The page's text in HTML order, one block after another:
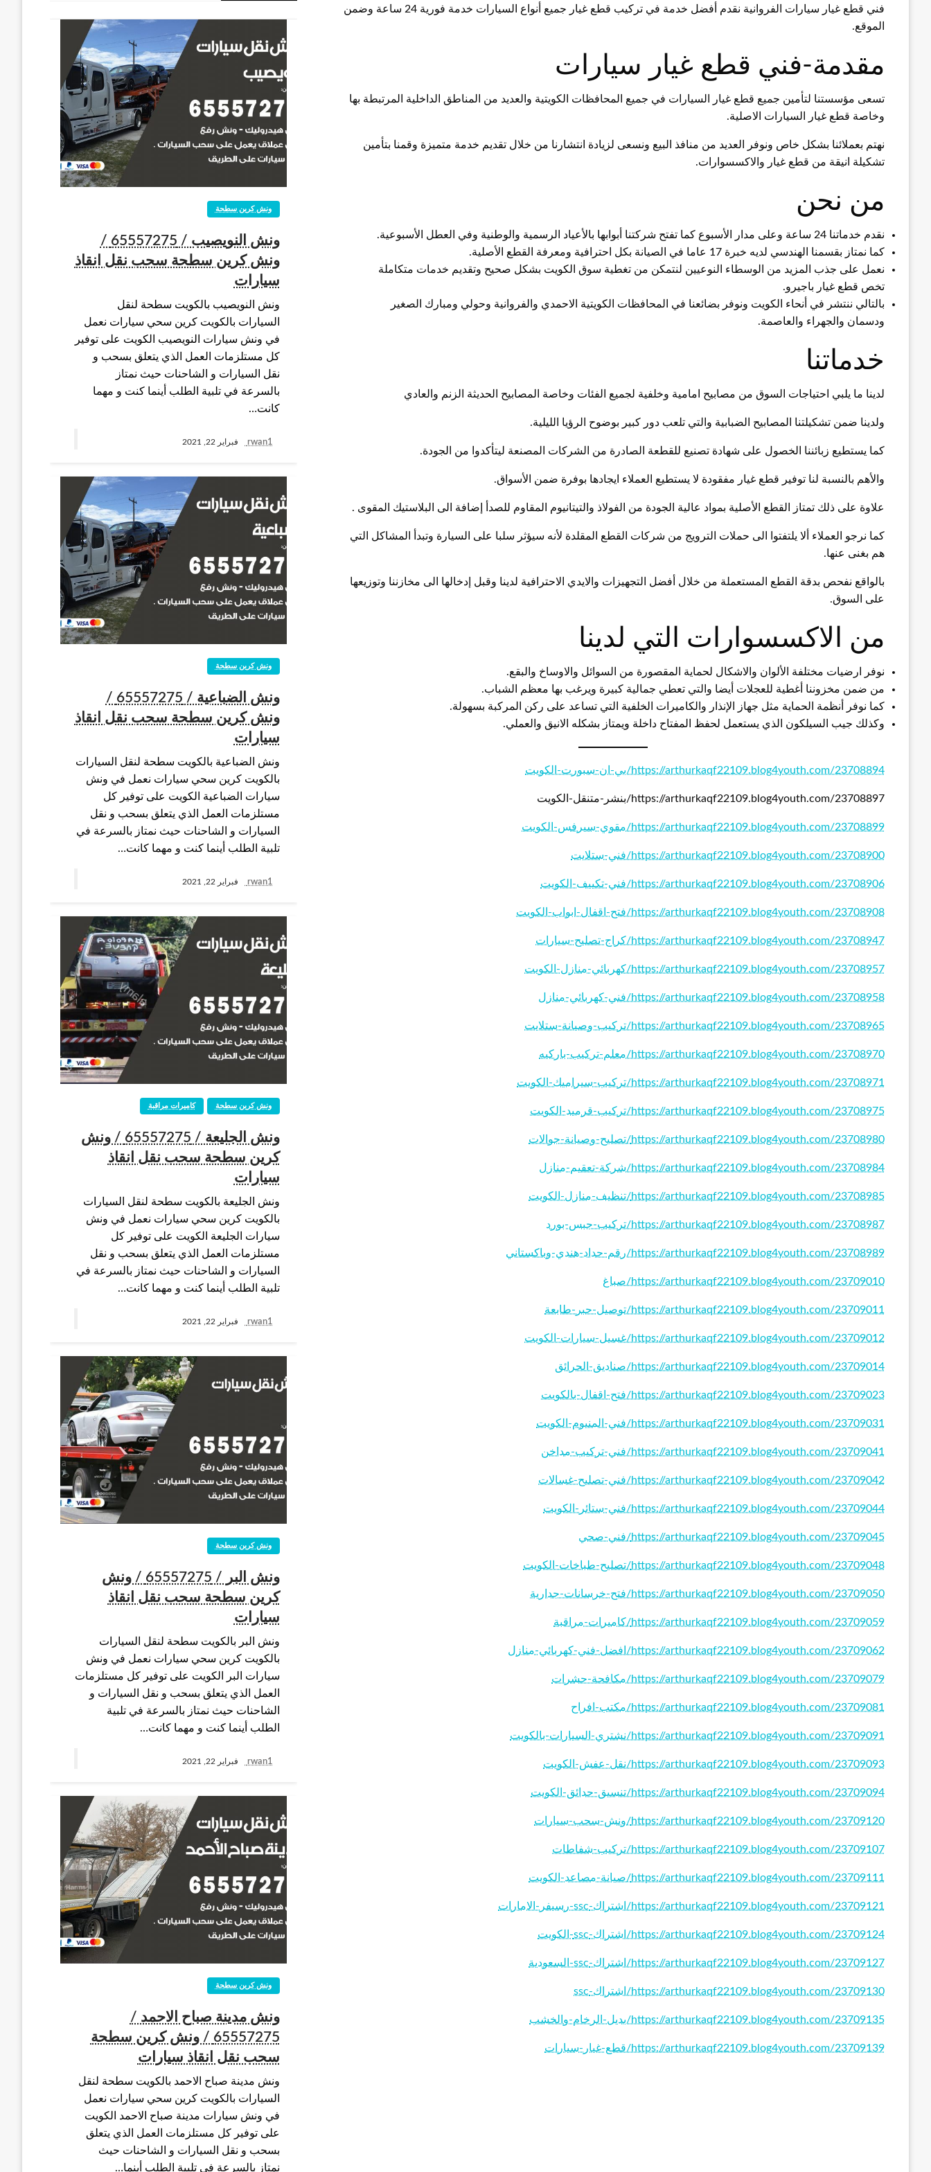
فني قطع غيار سيارات الفروانية نقدم أفضل خدمة في تركيب قطع غيار جميع أنواع السيارات خدمة فورية 24 ساعة وضمن
الموقع.
مقدمة-فني قطع غيار سيارات
تسعى مؤسستنا لتأمين جميع قطع غيار السيارات في جميع المحافظات الكويتية والعديد من المناطق الداخلية المرتبطة بها
وخاصة قطع غيار السيارات الاصلية.
نهتم بعملائنا بشكل خاص ونوفر العديد من منافذ البيع ونسعى لزيادة انتشارنا من خلال تقديم خدمة متميزة وقمنا بتأمين
تشكيلة انيقة من قطع غيار والاكسسوارات.
من نحن
نقدم خدماتنا 24 ساعة وعلى مدار الأسبوع كما تفتح شركتنا أبوابها بالأعياد الرسمية والوطنية وفي العطل الأسبوعية.
كما نمتاز بقسمنا الهندسي لديه خبرة 17 عاما في الصيانة بكل احترافية ومعرفة القطع الأصلية.
نعمل على جذب المزيد من الوسطاء النوعيين لنتمكن من تغطية سوق الكويت بشكل صحيح وتقديم خدمات متكاملة
تخص قطع غيار باجيرو.
بالتالي ننتشر في أنحاء الكويت ونوفر بضائعنا في المحافظات الكويتية الاحمدي والفروانية وحولي ومبارك الصغير
ودسمان والجهراء والعاصمة.
خدماتنا
لدينا ما يلبي احتياجات السوق من مصابيح امامية وخلفية لجميع الفئات وخاصة المصابيح الحديثة الزنم والعادي
ولدينا ضمن تشكيلتنا المصابيح الضبابية والتي تلعب دور كبير بوضوح الرؤيا الليلية.
كما يستطيع زبائننا الخصول على شهادة تصنيع للقطعة الصادرة من الشركات المصنعة ليتأكدوا من الجودة.
والأهم بالنسبة لنا توفير قطع غيار مفقودة لا يستطيع العملاء ايجادها بوفرة ضمن الأسواق.
علاوة على ذلك تمتاز القطع الأصلية بمواد عالية الجودة من الفولاذ والتيتانيوم المقاوم للصدأ إضافة الى البلاستيك المقوى .
كما نرجو العملاء ألا يلتفتوا الى حملات الترويج من شركات القطع المقلدة لأنه سيؤثر سلبا على السيارة وتبدأ المشاكل التي
هم بغنى عنها.
بالواقع نفحص بدقة القطع المستعملة من خلال أفضل التجهيزات والايدي الاحترافية لدينا وقبل إدخالها الى مخازننا وتوزيعها
على السوق.
من الاكسسوارات التي لدينا
نوفر ارضيات مختلفة الألوان والاشكال لحماية المقصورة من السوائل والاوساخ والبقع.
من ضمن مخزوننا أغطية للعجلات أيضا والتي تعطي جمالية كبيرة ويرغب بها معظم الشباب.
كما نوفر أنظمة الحماية مثل جهاز الإنذار والكاميرات الخلفية التي تساعد على ركن المركبة بسهولة.
وكذلك جيب السيلكون الذي يستعمل لحفظ المفتاح داخلة ويمتاز بشكله الانيق والعملي.
https://arthurkaqf22109.blog4youth.com/23708894/بي-ان-سبورت-الكويت
https://arthurkaqf22109.blog4youth.com/23708897/بنشر-متنقل-الكويت
https://arthurkaqf22109.blog4youth.com/23708899/مقوي-سيرفس-الكويت
https://arthurkaqf22109.blog4youth.com/23708900/فني-ستلايت
https://arthurkaqf22109.blog4youth.com/23708906/فني-تكييف-الكويت
https://arthurkaqf22109.blog4youth.com/23708908/فتح-اقفال-ابواب-الكويت
https://arthurkaqf22109.blog4youth.com/23708947/كراج-تصليح-سيارات
https://arthurkaqf22109.blog4youth.com/23708957/كهربائي-منازل-الكويت
https://arthurkaqf22109.blog4youth.com/23708958/فني-كهربائي-منازل
https://arthurkaqf22109.blog4youth.com/23708965/تركيب-وصيانة-ستلايت
https://arthurkaqf22109.blog4youth.com/23708970/معلم-تركيب-باركيه
https://arthurkaqf22109.blog4youth.com/23708971/تركيب-سيراميك-الكويت
https://arthurkaqf22109.blog4youth.com/23708975/تركيب-قرميد-الكويت
https://arthurkaqf22109.blog4youth.com/23708980/تصليح-وصيانة-جوالات
https://arthurkaqf22109.blog4youth.com/23708984/شركة-تعقيم-منازل
https://arthurkaqf22109.blog4youth.com/23708985/تنظيف-منازل-الكويت
https://arthurkaqf22109.blog4youth.com/23708987/تركيب-جبس-بورد
https://arthurkaqf22109.blog4youth.com/23708989/رقم-حداد-هندي-وباكستاني
https://arthurkaqf22109.blog4youth.com/23709010/صباغ
https://arthurkaqf22109.blog4youth.com/23709011/توصيل-حبر-طابعة
https://arthurkaqf22109.blog4youth.com/23709012/غسيل-سيارات-الكويت
https://arthurkaqf22109.blog4youth.com/23709014/صناديق-الحرائق
https://arthurkaqf22109.blog4youth.com/23709023/فتح-اقفال-بالكويت
https://arthurkaqf22109.blog4youth.com/23709031/فني-المنيوم-الكويت
https://arthurkaqf22109.blog4youth.com/23709041/فني-تركيب-مداخن
https://arthurkaqf22109.blog4youth.com/23709042/فني-تصليح-غسالات
https://arthurkaqf22109.blog4youth.com/23709044/فني-ستائر-الكويت
https://arthurkaqf22109.blog4youth.com/23709045/فني-صحي
https://arthurkaqf22109.blog4youth.com/23709048/تصليح-طباخات-الكويت
https://arthurkaqf22109.blog4youth.com/23709050/فتح-خرسانات-جدارية
https://arthurkaqf22109.blog4youth.com/23709059/كاميرات-مراقبة
https://arthurkaqf22109.blog4youth.com/23709062/افضل-فني-كهربائي-منازل
https://arthurkaqf22109.blog4youth.com/23709079/مكافحة-حشرات
https://arthurkaqf22109.blog4youth.com/23709081/مكتب-افراح
https://arthurkaqf22109.blog4youth.com/23709091/نشتري-السيارات-بالكويت
https://arthurkaqf22109.blog4youth.com/23709093/نقل-عفش-الكويت
https://arthurkaqf22109.blog4youth.com/23709094/تنسيق-حدائق-الكويت
https://arthurkaqf22109.blog4youth.com/23709120/ونش-سحب-سيارات
https://arthurkaqf22109.blog4youth.com/23709107/تركيب-شفاطات
https://arthurkaqf22109.blog4youth.com/23709111/صيانة-مصاعد-الكويت
https://arthurkaqf22109.blog4youth.com/23709121/اشتراك-ssc-رسيفر-الامارات
https://arthurkaqf22109.blog4youth.com/23709124/اشتراك-ssc-الكويت
https://arthurkaqf22109.blog4youth.com/23709127/اشتراك-ssc-السعودية
https://arthurkaqf22109.blog4youth.com/23709130/اشتراك-ssc
https://arthurkaqf22109.blog4youth.com/23709135/بديل-الرخام-والخشب
https://arthurkaqf22109.blog4youth.com/23709139/قطع-غيار-سيارات
ونش كرين سطحة
ونش النويصيب / 65557275 /
ونش كرين سطحة سحب نقل انقاذ
سيارات
ونش النويصيب بالكويت سطحة لنقل
السيارات بالكويت كرين سحي سيارات نعمل
في ونش سيارات النويصيب الكويت على توفير
كل مستلزمات العمل الذي يتعلق بسحب و
نقل السيارات و الشاحنات حيث نمتاز
بالسرعة في تلبية الطلب أينما كنت و مهما
كانت…
rwan1 فبراير 22, 2021
ونش كرين سطحة
ونش الضباعية / 65557275 /
ونش كرين سطحة سحب نقل انقاذ
سيارات
ونش الضباعية بالكويت سطحة لنقل السيارات
بالكويت كرين سحي سيارات نعمل في ونش
سيارات الضباعية الكويت على توفير كل
مستلزمات العمل الذي يتعلق بسحب و نقل
السيارات و الشاحنات حيث نمتاز بالسرعة في
تلبية الطلب أينما كنت و مهما كانت…
rwan1 فبراير 22, 2021
كاميرات مراقبة ونش كرين سطحة
ونش الجليعة / 65557275 / ونش
كرين سطحة سحب نقل انقاذ
سيارات
ونش الجليعة بالكويت سطحة لنقل السيارات
بالكويت كرين سحي سيارات نعمل في ونش
سيارات الجليعة الكويت على توفير كل
مستلزمات العمل الذي يتعلق بسحب و نقل
السيارات و الشاحنات حيث نمتاز بالسرعة في
تلبية الطلب أينما كنت و مهما كانت…
rwan1 فبراير 22, 2021
ونش كرين سطحة
ونش البر / 65557275 / ونش
كرين سطحة سحب نقل انقاذ
سيارات
ونش البر بالكويت سطحة لنقل السيارات
بالكويت كرين سحي سيارات نعمل في ونش
سيارات البر الكويت على توفير كل مستلزمات
العمل الذي يتعلق بسحب و نقل السيارات و
الشاحنات حيث نمتاز بالسرعة في تلبية
الطلب أينما كنت و مهما كانت…
rwan1 فبراير 22, 2021
ونش كرين سطحة
ونش مدينة صباح الاحمد /
65557275 / ونش كرين سطحة
سحب نقل انقاذ سيارات
ونش مدينة صباح الاحمد بالكويت سطحة لنقل
السيارات بالكويت كرين سحي سيارات نعمل
في ونش سيارات مدينة صباح الاحمد الكويت
على توفير كل مستلزمات العمل الذي يتعلق
بسحب و نقل السيارات و الشاحنات حيث
نمتاز بالسرعة في تلبية الطلب أينما…